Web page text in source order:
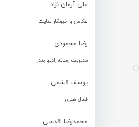
علی آرمان نژاد
عکاس و خبرنگار سایت
رضا محمودی
مدیریت رسانه رادیو بندر
یوسف قشمی
فعال هنری
محمدرضا اقدسی